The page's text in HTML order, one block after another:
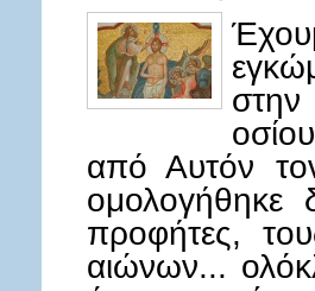
από Αυτόν
προφήτες,
αιώνων...